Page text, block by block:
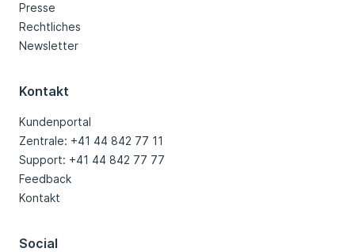
Presse
Rechtliches
Newsletter
Kontakt
Kundenportal
Zentrale: +41 44 842 77 11
Support: +41 44 842 77 77
Feedback
Kontakt
Social